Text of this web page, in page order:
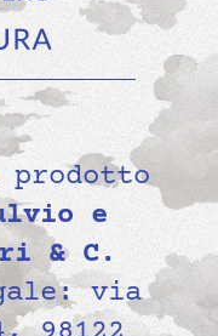
prodotto
e
& C.
via